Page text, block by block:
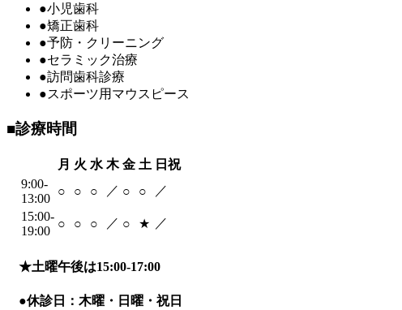
●小児歯科
●矯正歯科
●予防・クリーニング
●セラミック治療
●訪問歯科診療
●スポーツ用マウスピース
■診療時間
月 火 水 木 金 土 日祝
9:00-
13:00
○ ○ ○ ／ ○ ○
／
15:00-
19:00
○ ○ ○ ／ ○ ★ ／
★土曜午後は15:00-17:00
●休診日：木曜・日曜・祝日